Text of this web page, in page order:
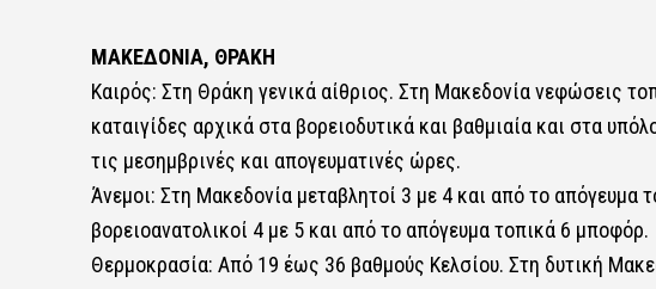
ΜΑΚΕΔΟΝΙΑ, ΘΡΑΚΗ
Καιρός: Στη Θράκη γενικά αίθριος. Στη Μακεδονία νεφώσεις
καταιγίδες αρχικά στα βορειοδυτικά και βαθμιαία και στα
τις μεσημβρινές και απογευματινές ώρες.
Άνεμοι: Στη Μακεδονία μεταβλητοί 3 με 4 και από το
βορειοανατολικοί 4 με 5 και από το απόγευμα τοπικά 6 μποφόρ.
Θερμοκρασία: Από 19 έως 36 βαθμούς Κελσίου. Στη δυτική